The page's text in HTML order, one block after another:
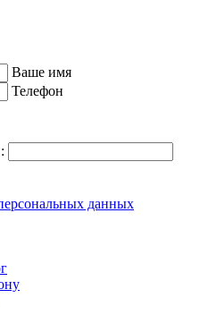
Ваше имя
Телефон
данных